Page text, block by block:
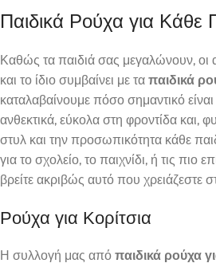
Παιδικά Ρούχα για Κάθε
Καθώς τα παιδιά σας μεγαλώνουν, οι
και το ίδιο συμβαίνει με τα παιδικά
καταλαβαίνουμε πόσο σημαντικό είναι
ανθεκτικά, εύκολα στη φροντίδα και,
στυλ και την προσωπικότητα κάθε
για το σχολείο, το παιχνίδι, ή τις πιο
βρείτε ακριβώς αυτό που χρειάζεστε
Ρούχα για Κορίτσια
Η συλλογή μας από παιδικά ρούχα